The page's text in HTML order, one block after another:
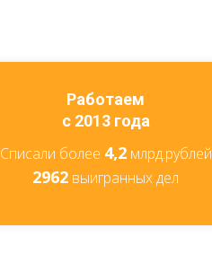
Работаем
с 2013 года
Списали более 4,2млрд.рублей
2962 выигранных дел